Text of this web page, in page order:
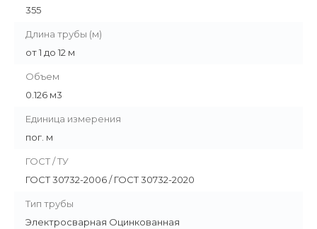
355
Длина трубы (м)
от 1 до 12 м
Объем
0.126 м3
Единица измерения
пог. м
ГОСТ / ТУ
ГОСТ 30732-2006 / ГОСТ 30732-2020
Тип трубы
Электросварная Оцинкованная